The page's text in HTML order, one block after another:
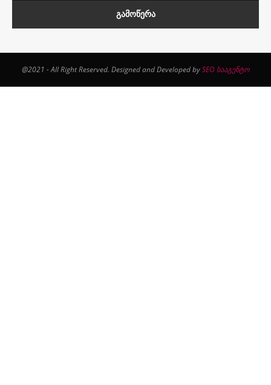
@2021 - All Right Reserved. Designed and Developed bySEO სააგენტო